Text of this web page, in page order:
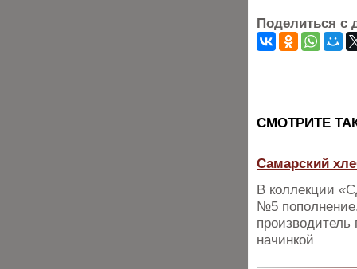
Поделиться с
CМОТРИТЕ
Самарский
В коллекции
№5
начинкой